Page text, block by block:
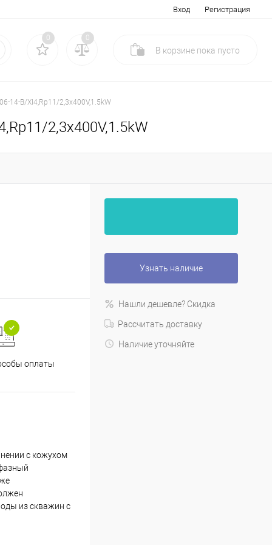
Вход Регистрация
0 0
В корзине пока пусто
14-B/XI4,Rp11/2,3x400V,1.5kW
2,3x400V,1.5kW
оплаты
с кожухом
из скважин с
Узнать наличие
Нашли дешевле? Скидка
Рассчитать доставку
Наличие уточняйте